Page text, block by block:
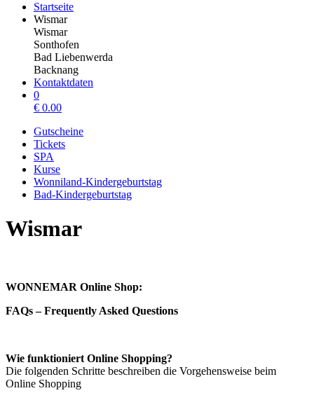
Startseite
Wismar
Wismar
Sonthofen
Bad Liebenwerda
Backnang
Kontaktdaten
0
€ 0.00
Gutscheine
Tickets
SPA
Kurse
Wonniland-Kindergeburtstag
Bad-Kindergeburtstag
Wismar
WONNEMAR Online Shop:
FAQs – Frequently Asked Questions
Wie funktioniert Online Shopping?
Die folgenden Schritte beschreiben die Vorgehensweise beim
Online Shopping